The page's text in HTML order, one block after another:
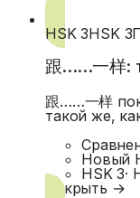
HSK 3HSK 3
跟……一样:
跟……一样
такой же,
Новый
HSK 3·
Открыть →